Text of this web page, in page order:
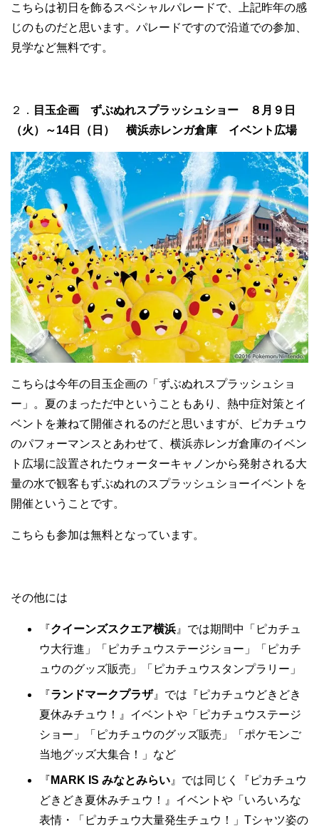
こちらは初日を飾るスペシャルパレードで、上記昨年の感
じのものだと思います。パレードですので沿道での参加、
見学など無料です。
２．
目玉企画 ずぶぬれスプラッシュショー ８月９日
（火）～14日（日） 横浜赤レンガ倉庫 イベント広場
こちらは今年の目玉企画の「ずぶぬれスプラッシュショ
ー」。夏のまっただ中ということもあり、熱中症対策とイ
ベントを兼ねて開催されるのだと思いますが、ピカチュウ
のパフォーマンスとあわせて、横浜赤レンガ倉庫のイベン
ト広場に設置されたウォーターキャノンから発射される大
量の水で観客もずぶぬれのスプラッシュショーイベントを
開催ということです。
こちらも参加は無料となっています。
その他には
『クイーンズスクエア横浜』では期間中「ピカチュ
ウ大行進」「ピカチュウステージショー」「ピカチ
ュウのグッズ販売」「ピカチュウスタンプラリー」
『ランドマークプラザ』では『ピカチュウどきどき
夏休みチュウ！』イベントや「ピカチュウステージ
ショー」「ピカチュウのグッズ販売」「ポケモンご
当地グッズ大集合！」など
『 MARK IS みなとみらい 』では同じく『ピカチュウ
どきどき夏休みチュウ！』イベントや「いろいろな
表情・「ピカチュウ大量発生チュウ！」Tシャツ姿の